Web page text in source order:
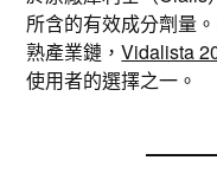
所含的有效成分劑量
熟產業鏈，Vidalista
使用者的選擇之一。